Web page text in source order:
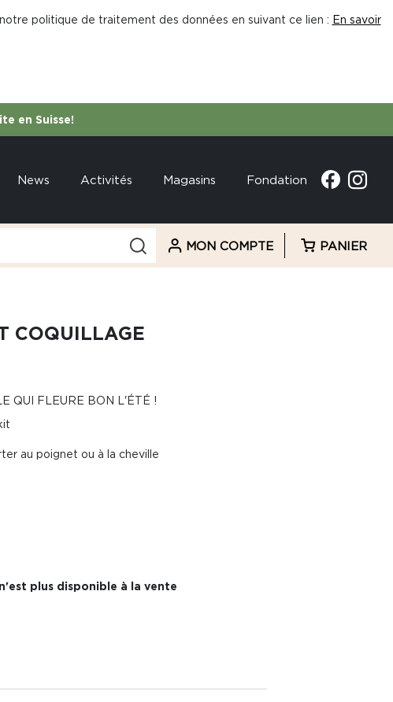
politique de traitement des données en suivant ce lien : En savoir
en Suisse!
News Activités Magasins Fondation
MON COMPTE PANIER
COQUILLAGE
QUI FLEURE BON L'ÉTÉ !
au poignet ou à la cheville
plus disponible à la vente